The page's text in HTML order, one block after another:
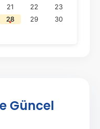
21 22
23
28 29
30
Güncel